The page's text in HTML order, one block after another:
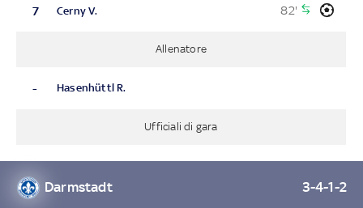
7 Cerny V. 82'
Allenatore
- Hasenhüttl R.
Ufficiali di gara
Darmstadt 3-4-1-2